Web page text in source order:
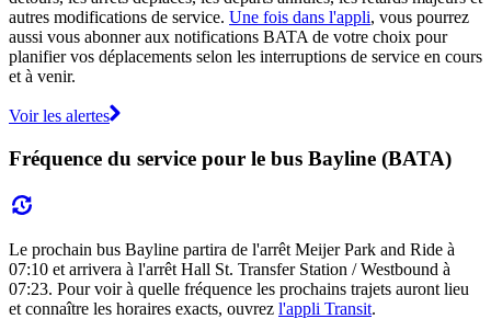
autres modifications de service. Une fois dans l'appli, vous pourrez
aussi vous abonner aux notifications BATA de votre choix pour
planifier vos déplacements selon les interruptions de service en cours
et à venir.
Voir les alertes
Fréquence du service pour le bus Bayline (BATA)
Le prochain bus Bayline partira de l'arrêt Meijer Park and Ride à
07:10 et arrivera à l'arrêt Hall St. Transfer Station / Westbound à
07:23. Pour voir à quelle fréquence les prochains trajets auront lieu
et connaître les horaires exacts, ouvrez l'appli Transit.